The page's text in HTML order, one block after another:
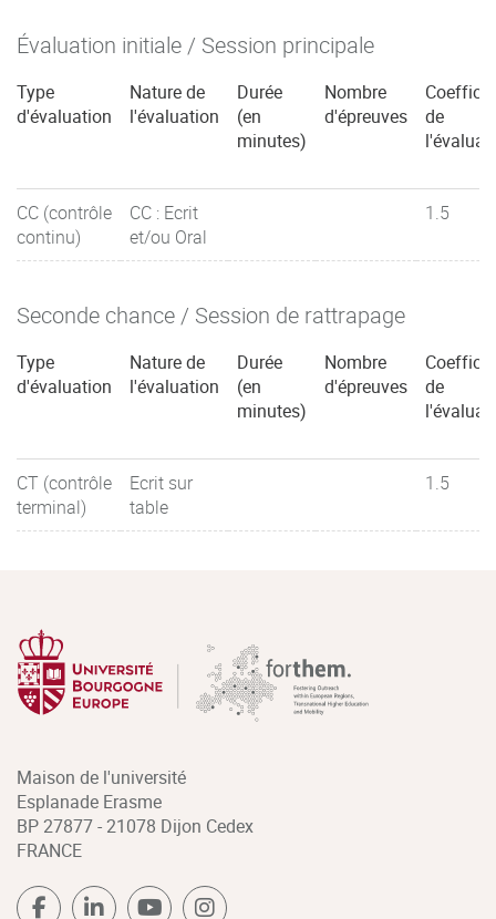
Évaluation initiale / Session principale
Type
d'évaluation
Nature de
l'évaluation
Durée
(en
minutes)
Nombre
d'épreuves
de
CC (contrôle
continu)
CC : Ecrit
et/ou Oral
1.5
Seconde chance / Session de rattrapage
Type
d'évaluation
Nature de
l'évaluation
Durée
(en
minutes)
Nombre
d'épreuves
de
CT (contrôle
terminal)
Ecrit sur
table
1.5
Maison de l'université
Esplanade Erasme
BP 27877 - 21078 Dijon Cedex
FRANCE